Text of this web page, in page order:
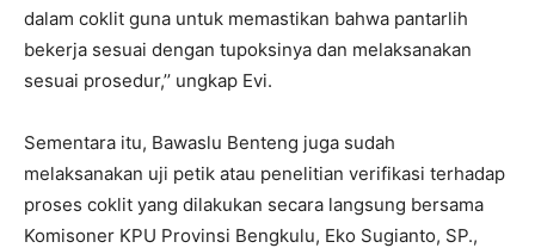
dalam coklit guna untuk memastikan bahwa pantarlih
bekerja sesuai dengan tupoksinya dan melaksanakan
sesuai prosedur,’’ ungkap Evi.
Sementara itu, Bawaslu Benteng juga sudah
melaksanakan uji petik atau penelitian verifikasi terhadap
proses coklit yang dilakukan secara langsung bersama
Komisoner KPU Provinsi Bengkulu, Eko Sugianto, SP.,